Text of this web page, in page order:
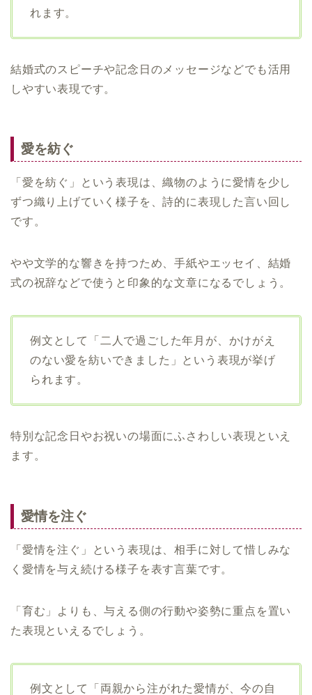
れます。
結婚式のスピーチや記念日のメッセージなどでも活用
しやすい表現です。
愛を紡ぐ
「愛を紡ぐ」という表現は、織物のように愛情を少し
ずつ織り上げていく様子を、詩的に表現した言い回し
です。
やや文学的な響きを持つため、手紙やエッセイ、結婚
式の祝辞などで使うと印象的な文章になるでしょう。
例文として「二人で過ごした年月が、かけがえ
のない愛を紡いできました」という表現が挙げ
られます。
特別な記念日やお祝いの場面にふさわしい表現といえ
ます。
愛情を注ぐ
「愛情を注ぐ」という表現は、相手に対して惜しみな
く愛情を与え続ける様子を表す言葉です。
「育む」よりも、与える側の行動や姿勢に重点を置い
た表現といえるでしょう。
例文として「両親から注がれた愛情が、今の自